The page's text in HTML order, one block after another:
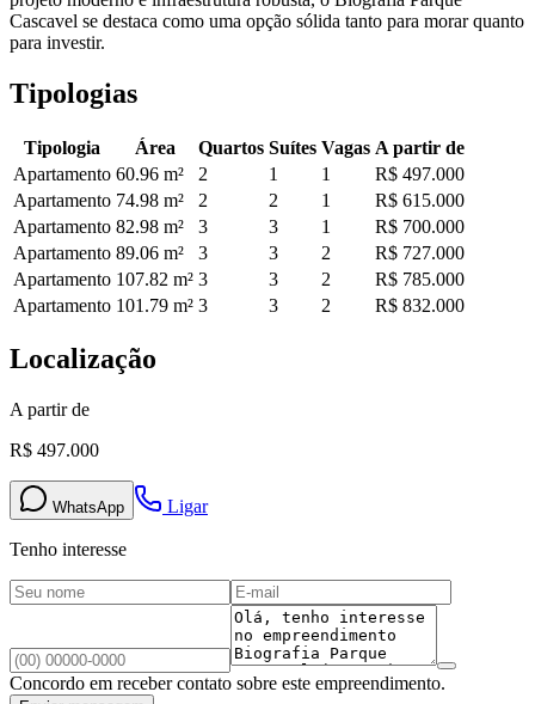
Cascavel se destaca como uma opção sólida tanto para morar quanto
para investir.
Tipologias
Tipologia Área Quartos Suítes Vagas A partir de
Apartamento 60.96 m² 2 1 1
R$ 497.000
Apartamento 74.98 m² 2 2 1
R$ 615.000
Apartamento 82.98 m² 3 3 1
R$ 700.000
Apartamento 89.06 m² 3 3 2
R$ 727.000
Apartamento 107.82 m² 3 3 2
R$ 785.000
Apartamento 101.79 m² 3 3 2 R$ 832.000
Localização
A partir de
R$ 497.000
WhatsApp Ligar
Tenho interesse
Concordo em receber contato sobre este empreendimento.